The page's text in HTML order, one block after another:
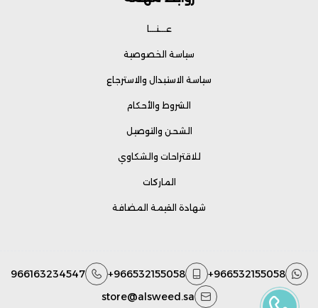
عـــنـــا
سياسة الخصوصية
سياسة الاستبدال والاسترجاع
الشروط والأحكام
الشحن والتوصيل
للاقتراحات والشكاوي
الماركات
شهادة القيمة المضافة
+966532155058
+966532155058
966163234547
store@alsweed.sa